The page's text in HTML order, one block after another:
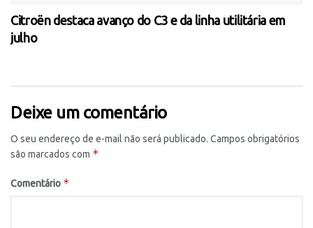
Citroën destaca avanço do C3 e da linha utilitária em
julho
Deixe um comentário
O seu endereço de e-mail não será publicado. Campos obrigatórios
são marcados com *
Comentário *